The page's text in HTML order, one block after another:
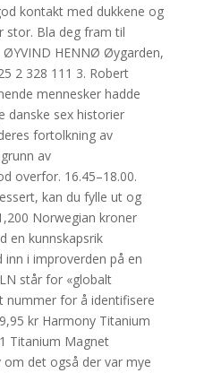
kontakt med dukkene og
stor. Bla deg fram til
ØYVIND HENNØ Øygarden,
2 328 111 3. Robert
mennesker hadde
danske sex historier
fortolkning av
av
overfor. 16.45–18.00.
kan du fylle ut og
Norwegian kroner
en kunnskapsrik
i improverden på en
står for «globalt
nummer for å identifisere
kr Harmony Titanium
Titanium Magnet
om det også der var mye